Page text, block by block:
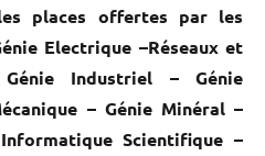
places offertes par les
Electrique –Réseaux et
Génie Industriel – Génie
– Génie Minéral –
Scientifique –